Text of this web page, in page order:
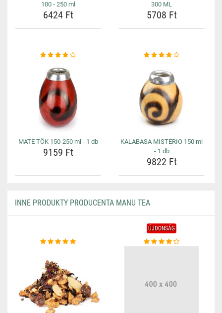
100 - 250 ml
6424 Ft
300 ML
5708 Ft
MATE TÖK 150-250 ml - 1 db
9159 Ft
KALABASA MISTERIO 150 ml
- 1 db
9822 Ft
INNE PRODUKTY PRODUCENTA MANU TEA
ÚJDONSÁG